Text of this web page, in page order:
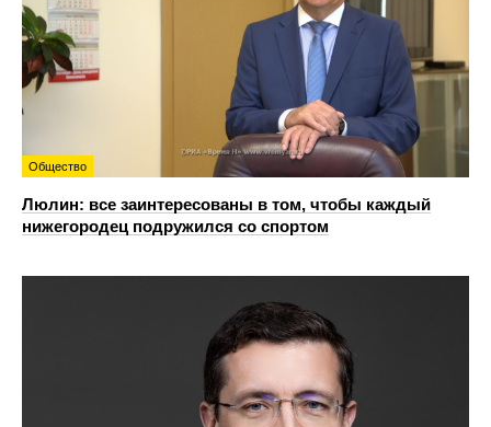
Общество
Люлин: все заинтересованы в том, чтобы каждый
нижегородец подружился со спортом